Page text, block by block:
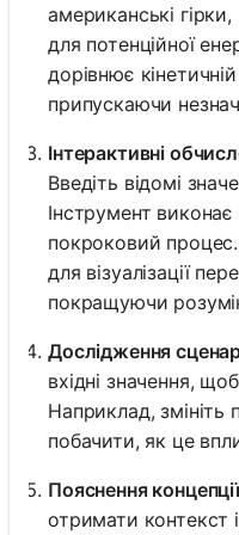
американські
для потенційної
дорівнює
припускаючи
Інтерактивні
Введіть відомі
Інструмент
покроковий процес.
для візуалізації
покращуючи
Дослідження
вхідні значення,
Наприклад,
побачити, як це
Пояснення
отримати контекст